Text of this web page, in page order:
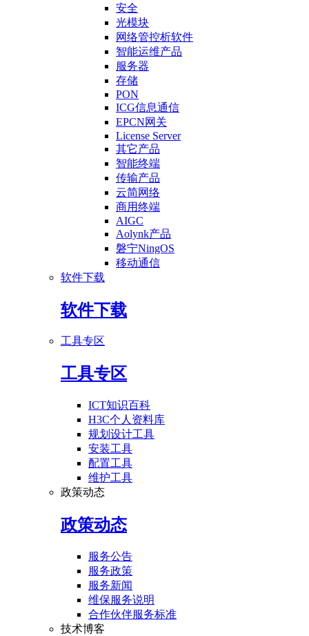
安全
光模块
网络管控析软件
智能运维产品
服务器
存储
PON
ICG信息通信
EPCN网关
License Server
其它产品
智能终端
传输产品
云简网络
商用终端
AIGC
Aolynk产品
磐宁NingOS
移动通信
软件下载
软件下载
工具专区
工具专区
ICT知识百科
H3C个人资料库
规划设计工具
安装工具
配置工具
维护工具
政策动态
政策动态
服务公告
服务政策
服务新闻
维保服务说明
合作伙伴服务标准
技术博客